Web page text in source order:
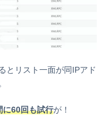
とリスト一面が同IPアド
に60回も試行が！